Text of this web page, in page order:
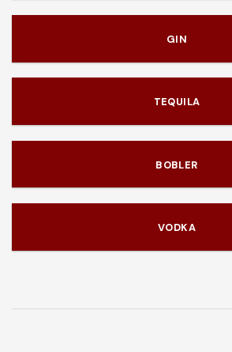
GIN
TEQUILA
BOBLER
VODKA